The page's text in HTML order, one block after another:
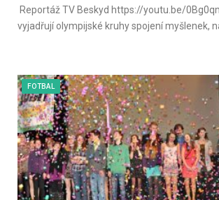
Reportáž TV Beskyd https://youtu.be/
vyjadřují olympijské kruhy spojení myšlenek,
FOTBAL